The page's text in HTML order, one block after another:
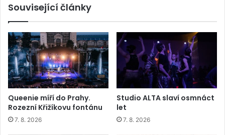
Související články
Queenie míří do Prahy.
Rozezní Křižíkovu fontánu
7. 8. 2026
Studio ALTA slaví osmnáct
let
7. 8. 2026